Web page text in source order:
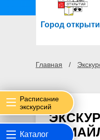
Город
Главная
Расписание
экскурсий
Каталог